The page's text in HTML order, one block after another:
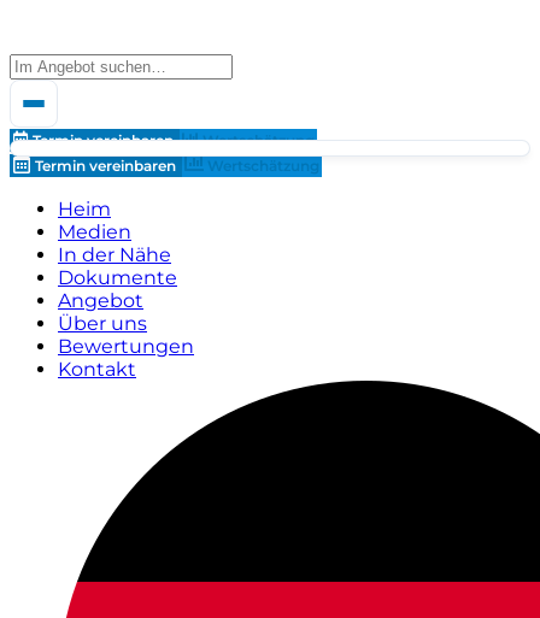
Termin vereinbaren
Wertschätzung
Termin vereinbaren
Wertschätzung
Heim
Medien
In der Nähe
Dokumente
Angebot
Über uns
Bewertungen
Kontakt